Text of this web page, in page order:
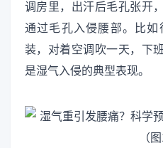
调房里，出汗后毛孔张开
通过毛孔入侵腰部。比
装，对着空调吹一天，下
是湿气入侵的典型表现。